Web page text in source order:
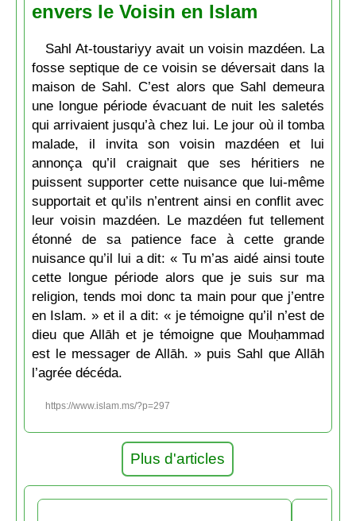
envers le Voisin en Islam
Sahl At-toustariyy avait un voisin mazdéen. La
fosse septique de ce voisin se déversait dans la
maison de Sahl. C’est alors que Sahl demeura
une longue période évacuant de nuit les saletés
qui arrivaient jusqu’à chez lui. Le jour où il tomba
malade, il invita son voisin mazdéen et lui
annonça qu’il craignait que ses héritiers ne
puissent supporter cette nuisance que lui-même
supportait et qu’ils n’entrent ainsi en conflit avec
leur voisin mazdéen. Le mazdéen fut tellement
étonné de sa patience face à cette grande
nuisance qu’il lui a dit: « Tu m’as aidé ainsi toute
cette longue période alors que je suis sur ma
religion, tends moi donc ta main pour que j’entre
en Islam. » et il a dit: « je témoigne qu’il n’est de
dieu que Allāh et je témoigne que Mouḥammad
est le messager de Allāh. » puis Sahl que Allāh
l’agrée décéda.
https://www.islam.ms/?p=297
Plus d'articles